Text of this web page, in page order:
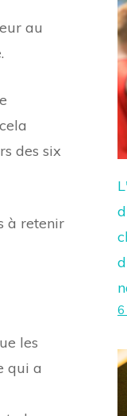
au
des six
à retenir
les
qui a
6